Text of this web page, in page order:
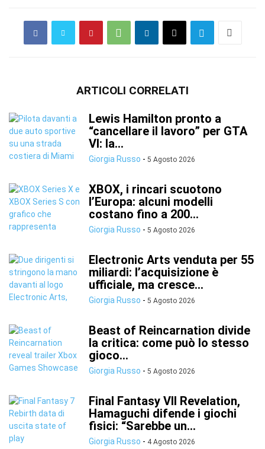
ARTICOLI CORRELATI
Lewis Hamilton pronto a
“cancellare il lavoro” per GTA
VI: la...
Giorgia Russo - 5 Agosto 2026
XBOX, i rincari scuotono
l’Europa: alcuni modelli
costano fino a 200...
Giorgia Russo - 5 Agosto 2026
Electronic Arts venduta per 55
miliardi: l’acquisizione è
ufficiale, ma cresce...
Giorgia Russo - 5 Agosto 2026
Beast of Reincarnation divide
la critica: come può lo stesso
gioco...
Giorgia Russo - 5 Agosto 2026
Final Fantasy VII Revelation,
Hamaguchi difende i giochi
fisici: “Sarebbe un...
Giorgia Russo - 4 Agosto 2026